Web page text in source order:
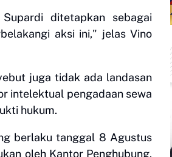
ditetapkan sebagai
aksi ini," jelas Vino
juga tidak ada landasan
intelektual pengadaan sewa
hukum.
berlaku tanggal 8 Agustus
oleh Kantor Penghubung.